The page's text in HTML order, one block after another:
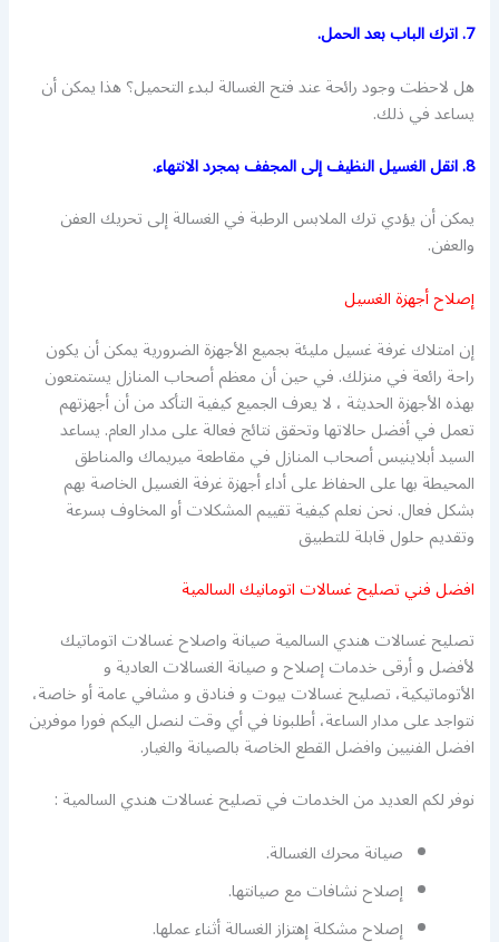
7. اترك الباب بعد الحمل.
هل لاحظت وجود رائحة عند فتح الغسالة لبدء التحميل؟ هذا يمكن أن
يساعد في ذلك.
8. انقل الغسيل النظيف إلى المجفف بمجرد الانتهاء.
يمكن أن يؤدي ترك الملابس الرطبة في الغسالة إلى تحريك العفن
والعفن.
إصلاح أجهزة الغسيل
إن امتلاك غرفة غسيل مليئة بجميع الأجهزة الضرورية يمكن أن يكون
راحة رائعة في منزلك. في حين أن معظم أصحاب المنازل يستمتعون
بهذه الأجهزة الحديثة ، لا يعرف الجميع كيفية التأكد من أن أجهزتهم
تعمل في أفضل حالاتها وتحقق نتائج فعالة على مدار العام. يساعد
السيد أبلاينيس أصحاب المنازل في مقاطعة ميريماك والمناطق
المحيطة بها على الحفاظ على أداء أجهزة غرفة الغسيل الخاصة بهم
بشكل فعال. نحن نعلم كيفية تقييم المشكلات أو المخاوف بسرعة
وتقديم حلول قابلة للتطبيق
افضل فني تصليح غسالات اتومانيك السالمية
تصليح غسالات هندي السالمية صيانة واصلاح غسالات اتوماتيك
لأفضل و أرقى خدمات إصلاح و صيانة الغسالات العادية و
الأتوماتيكية، تصليح غسالات بيوت و فنادق و مشافي عامة أو خاصة،
نتواجد على مدار الساعة، أطلبونا في أي وقت لنصل اليكم فورا موفرين
افضل الفنيين وافضل القطع الخاصة بالصيانة والغيار.
نوفر لكم العديد من الخدمات في تصليح غسالات هندي السالمية :
صيانة محرك الغسالة.
إصلاح نشافات مع صيانتها.
إصلاح مشكلة إهتزاز الغسالة أثناء عملها.